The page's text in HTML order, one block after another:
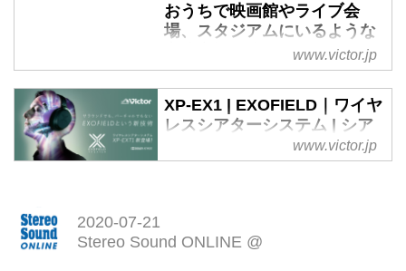
おうちで映画館やライブ会
場、スタジアムにいるような
立体音場を体験できる
「EXOFIELD THEATER」登
場ワイヤレスシアターシステ
ム「XP-EXT1」を発売
株式会社JVCケンウッドは、ビク
ターブランドより、当社独自の頭
ターシステム「XP-EXT1」を８
www.victor.jp
XP-EX1 | EXOFIELD｜ワイヤ
レスシアターシステム | シア
ターバー| スピーカー|ホーム
シアター|EXOFIELD
「XP-EXT1」はVictor独自の
EXOFIELD技術を搭載した新感覚
www.victor.jp
2020-07-21
Stereo Sound ONLINE @